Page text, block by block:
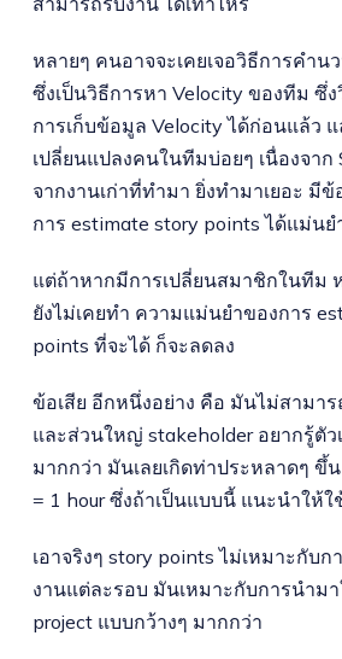
หลายๆ คนอาจจะเคยเจอวิธีการคำน
ซึ่งเป็นวิธีการหา Velocity ของทีม ซึ่
การเก็บข้อมูล Velocity ได้ก่อนแล้ว
เปลี่ยนแปลงคนในทีมบ่อยๆ เนื่องจาก
จากงานเก่าที่ทำมา ยิ่งทำมาเยอะ มีข้
การ estimate story points ได้แม่น
แต่ถ้าหากมีการเปลี่ยนสมาชิกในทีม
ยังไม่เคยทำ ความแม่นยำของการ
points ที่จะได้ ก็จะลดลง
ข้อเสีย อีกหนึ่งอย่าง คือ มันไม่สามาร
และส่วนใหญ่ stakeholder อยากรู้ตัว
มากกว่า มันเลยเกิดท่าประหลาดๆ ขึ้
= 1 hour ซึ่งถ้าเป็นแบบนี้ แนะนำให้ใ
เอาจริงๆ story points ไม่เหมาะกับ
งานแต่ละรอบ มันเหมาะกับการนำม
project แบบกว้างๆ มากกว่า